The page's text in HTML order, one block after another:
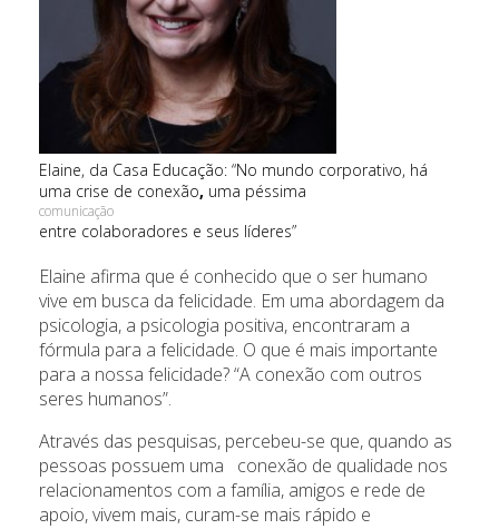
Elaine, da Casa Educação: “No mundo corporativo, há
uma crise de conexão, uma péssima
comunicação
entre colaboradores e seus líderes”
Elaine afirma que é conhecido que o ser humano
vive em busca da felicidade. Em uma abordagem da
psicologia, a psicologia positiva, encontraram a
fórmula para a felicidade. O que é mais importante
para a nossa felicidade? “A conexão com outros
seres humanos”.
Através das pesquisas, percebeu-se que, quando as
pessoas possuem uma conexão de qualidade nos
relacionamentos com a família, amigos e rede de
apoio, vivem mais, curam-se mais rápido e